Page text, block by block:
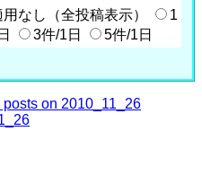
用なし（全投稿表示）
1
3件/1日 5件/1日
on 2010_11_26